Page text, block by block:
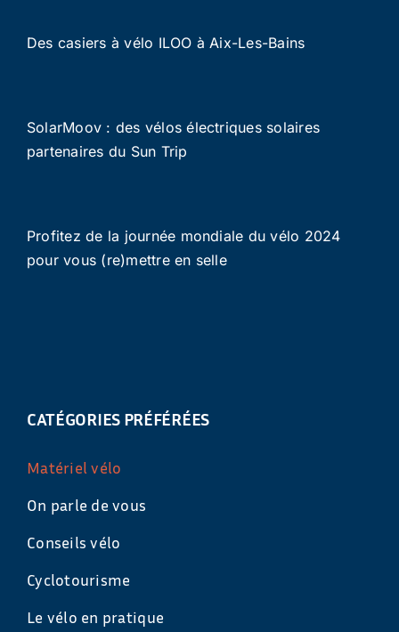
Des casiers à vélo ILOO à Aix-Les-Bains
SolarMoov : des vélos électriques solaires
partenaires du Sun Trip
Profitez de la journée mondiale du vélo 2024
pour vous (re)mettre en selle
CATÉGORIES PRÉFÉRÉES
Matériel vélo
On parle de vous
Conseils vélo
Cyclotourisme
Le vélo en pratique